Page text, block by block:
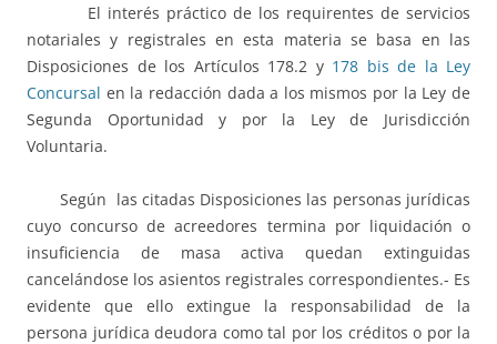
El interés práctico de los requirentes de servicios
notariales y registrales en esta materia se basa en las
Disposiciones de los Artículos 178.2 y 178 bis de la Ley
Concursal en la redacción dada a los mismos por la Ley de
Segunda Oportunidad y por la Ley de Jurisdicción
Voluntaria.
Según las citadas Disposiciones las personas jurídicas
cuyo concurso de acreedores termina por liquidación o
insuficiencia de masa activa quedan extinguidas
cancelándose los asientos registrales correspondientes.- Es
evidente que ello extingue la responsabilidad de la
persona jurídica deudora como tal por los créditos o por la